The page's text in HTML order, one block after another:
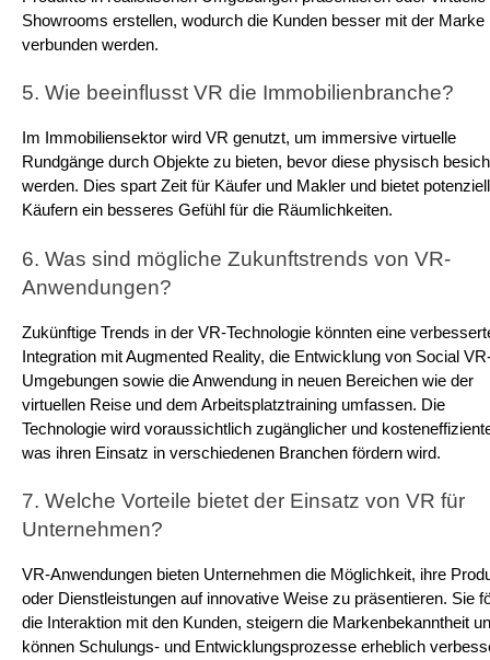
Showrooms erstellen, wodurch die Kunden besser mit der Marke
verbunden werden.
5. Wie beeinflusst VR die Immobilienbranche?
Im Immobiliensektor wird VR genutzt, um immersive virtuelle
Rundgänge durch Objekte zu bieten, bevor diese physisch
werden. Dies spart Zeit für Käufer und Makler und bietet
Käufern ein besseres Gefühl für die Räumlichkeiten.
6. Was sind mögliche Zukunftstrends von VR-
Anwendungen?
Zukünftige Trends in der VR-Technologie könnten eine
Integration mit Augmented Reality, die Entwicklung von Social
Umgebungen sowie die Anwendung in neuen Bereichen wie der
virtuellen Reise und dem Arbeitsplatztraining umfassen. Die
Technologie wird voraussichtlich zugänglicher und
was ihren Einsatz in verschiedenen Branchen fördern wird.
7. Welche Vorteile bietet der Einsatz von VR für
Unternehmen?
VR-Anwendungen bieten Unternehmen die Möglichkeit, ihre
oder Dienstleistungen auf innovative Weise zu präsentieren. Sie
die Interaktion mit den Kunden, steigern die Markenbekanntheit
können Schulungs- und Entwicklungsprozesse erheblich